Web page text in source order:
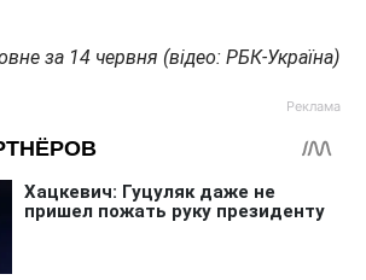
за 14 червня (відео: РБК-Україна)